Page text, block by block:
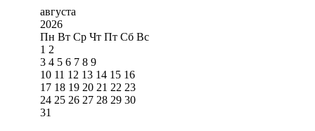
августа
2026
Пн Вт Ср Чт Пт Сб Вс
1 2
3 4 5 6 7 8 9
10 11 12 13 14 15 16
17 18 19 20 21 22 23
24 25 26 27 28 29 30
31